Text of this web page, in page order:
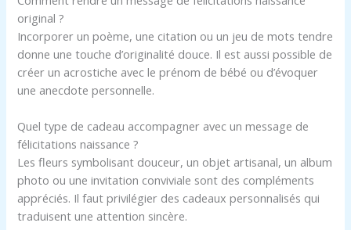
original ?
Incorporer un poème, une citation ou un jeu de mots tendre
donne une touche d’originalité douce. Il est aussi possible de
créer un acrostiche avec le prénom de bébé ou d’évoquer
une anecdote personnelle.
Quel type de cadeau accompagner avec un message de
félicitations naissance ?
Les fleurs symbolisant douceur, un objet artisanal, un album
photo ou une invitation conviviale sont des compléments
appréciés. Il faut privilégier des cadeaux personnalisés qui
traduisent une attention sincère.